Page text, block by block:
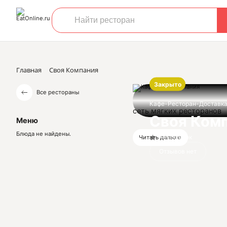
Главная Своя Компания
Все рестораны
Меню
Блюда не найдены.
Закрыто
Кафе-Ресторан-Доставка
Своя
Нет оценок
сеть мягких ресторанов
Читать дальше